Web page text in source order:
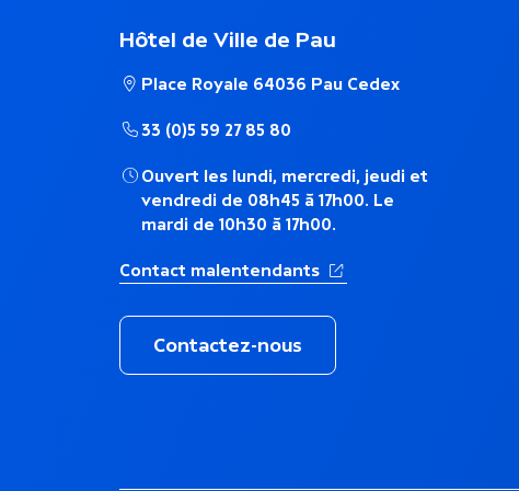
i
e
Hôtel de Ville de Pau
Place Royale 64036 Pau Cedex
33 (0)5 59 27 85 80
Ouvert les lundi, mercredi, jeudi et
vendredi de 08h45 à 17h00. Le
mardi de 10h30 à 17h00.
Contact malentendants (Ouverture dans un
Contactez-nous